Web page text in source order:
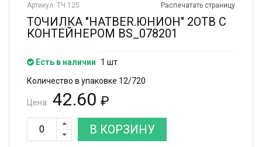
Распечатать страницу
Артикул: ТЧ 125
ТОЧИЛКА "HATBER.ЮНИОН" 2ОТВ С
КОНТЕЙНЕРОМ BS_078201
Есть в наличии
1 шт
Количество в упаковке 12/720
Цена: 42.60 ₽
В КОРЗИНУ